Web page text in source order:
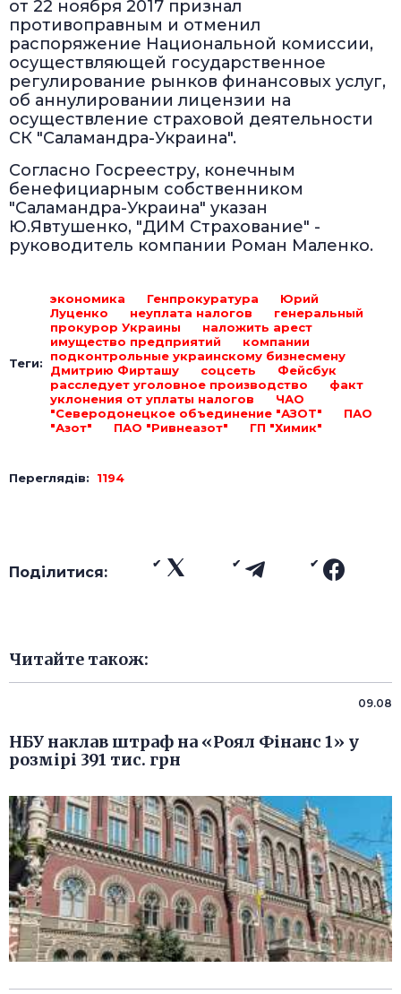
от 22 ноября 2017 признал
противоправным и отменил
распоряжение Национальной комиссии,
осуществляющей государственное
регулирование рынков финансовых услуг,
об аннулировании лицензии на
осуществление страховой деятельности
СК "Саламандра-Украина".
Согласно Госреестру, конечным
бенефициарным собственником
"Саламандра-Украина" указан
Ю.Явтушенко, "ДИМ Страхование" -
руководитель компании Роман Маленко.
Теги:
экономика Генпрокуратура
Юрий
Луценко
неуплата налогов
генеральный
прокурор Украины
наложить арест
имущество предприятий
компании
подконтрольные украинскому бизнесмену
Дмитрию Фирташу
соцсеть
Фейсбук
расследует уголовное производство
факт
уклонения от уплаты налогов
ЧАО
"Северодонецкое объединение "АЗОТ"
ПАО
"Азот"
ПАО "Ривнеазот" ГП "Химик"
Переглядів: 1194
Поділитися:
Читайте також:
09.08
НБУ наклав штраф на «Роял Фінанс 1» у
розмірі 391 тис. грн